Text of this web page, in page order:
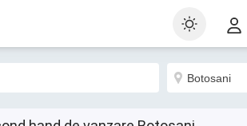
Sortează